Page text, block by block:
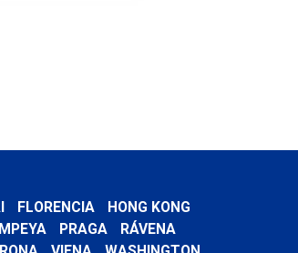
FLORENCIA
HONG KONG
PRAGA
RÁVENA